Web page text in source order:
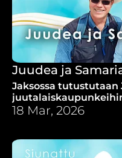
Juudea ja
Jaksossa tutustutaan
18 Mar, 2026